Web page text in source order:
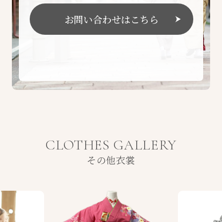
お問い合わせはこちら
CLOTHES GALLERY
その他衣裳